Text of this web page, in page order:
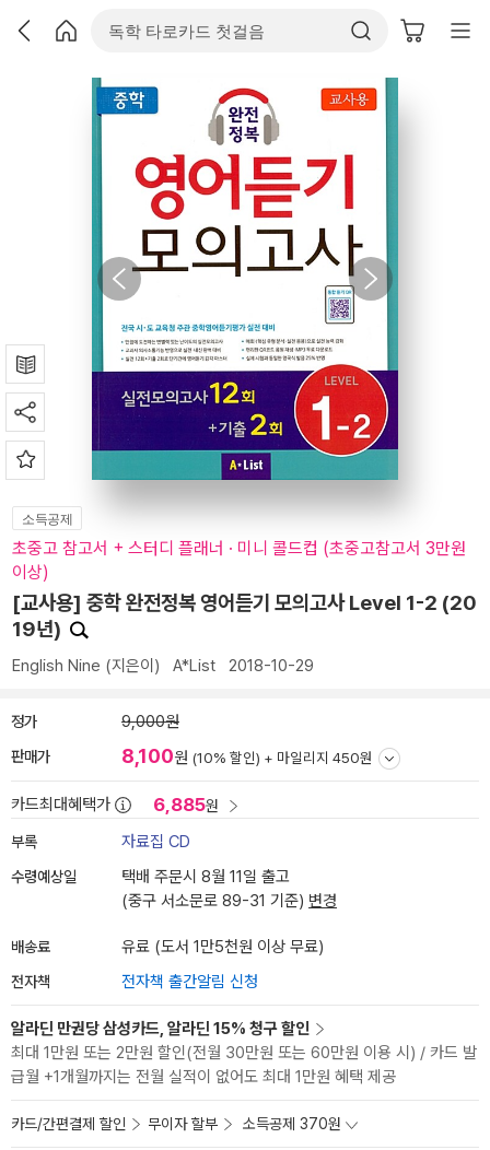
소득공제
초중고 참고서 + 스터디 플래너 · 미니 콜드컵 (초중고참고서 3만원
이상)
[교사용] 중학 완전정복 영어듣기 모의고사 Level 1-2 (20
19년)
English Nine (지은이) A*List 2018-10-29
정가 9,000원
판매가 8,100원 (10% 할인) + 마일리지 450원
카드최대혜택가 6,885원
부록 자료집 CD
수령예상일
택배 주문시 8월 11일 출고
(중구 서소문로 89-31 기준) 변경
배송료 유료 (도서 1만5천원 이상 무료)
전자책 전자책 출간알림 신청
알라딘 만권당 삼성카드, 알라딘 15% 청구 할인
최대 1만원 또는 2만원 할인(전월 30만원 또는 60만원 이용 시) / 카드 발
급월 +1개월까지는 전월 실적이 없어도 최대 1만원 혜택 제공
카드/간편결제 할인 무이자 할부 소득공제 370원